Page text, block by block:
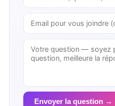
Envoyer la question →